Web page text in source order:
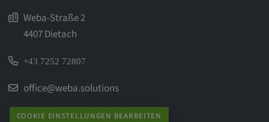
Weba-Straße 2
4407 Dietach
+43 7252 72807
office@weba.solutions
COOKIE EINSTELLUNGEN BEARBEITEN